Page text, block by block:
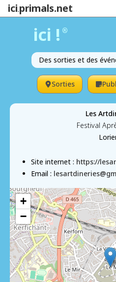
ici.primals.net
ici ! ®
Des sorties et des
Sorties
Les
Festival
Site internet : https://
Email :
+
−